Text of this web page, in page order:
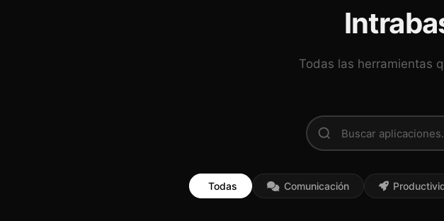
Todas las herramientas
Todas Comunicación